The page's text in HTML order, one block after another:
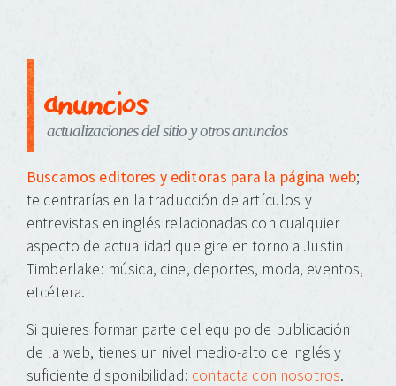
anuncios
actualizaciones del sitio y otros anuncios
Buscamos editores y editoras para la página web;
te centrarías en la traducción de artículos y
entrevistas en inglés relacionadas con cualquier
aspecto de actualidad que gire en torno a Justin
Timberlake: música, cine, deportes, moda, eventos,
etcétera.
Si quieres formar parte del equipo de publicación
de la web, tienes un nivel medio-alto de inglés y
suficiente disponibilidad: contacta con nosotros.